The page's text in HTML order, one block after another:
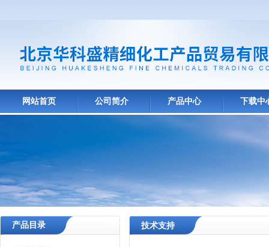
网站首页 公司简介 产品中心 下载中
产品目录 技术支持